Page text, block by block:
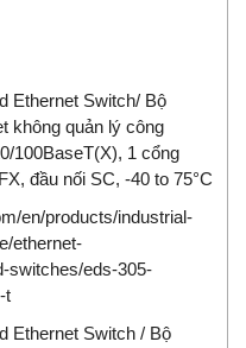
Ethernet Switch/ Bộ
không quản lý công
100BaseT(X), 1 cổng
đầu nối SC, -40 to 75°C
en/products/industrial-
ethernet-
switches/eds-305-
t
Ethernet Switch / Bộ